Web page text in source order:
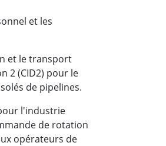
et les
et le transport
2 (CID2) pour le
de pipelines.
l'industrie
de rotation
opérateurs de